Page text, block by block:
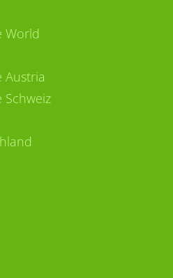
World
Austria
Schweiz